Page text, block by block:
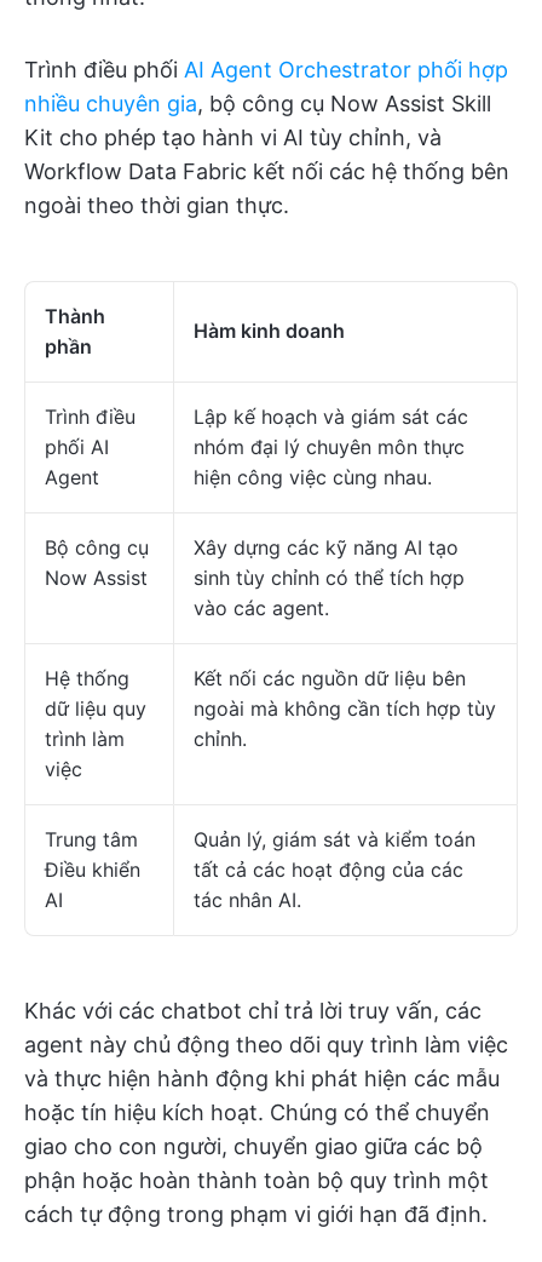
Trình điều phối AI Agent Orchestrator phối hợp
nhiều chuyên gia, bộ công cụ Now Assist Skill
Kit cho phép tạo hành vi AI tùy chỉnh, và
Workflow Data Fabric kết nối các hệ thống bên
ngoài theo thời gian thực.
Thành
phần
Hàm kinh doanh
Trình điều
phối AI
Agent
Lập kế hoạch và giám sát các
nhóm đại lý chuyên môn thực
hiện công việc cùng nhau.
Bộ công cụ
Now Assist
Xây dựng các kỹ năng AI tạo
sinh tùy chỉnh có thể tích hợp
vào các agent.
Hệ thống
dữ liệu quy
trình làm
việc
Kết nối các nguồn dữ liệu bên
ngoài mà không cần tích hợp tùy
chỉnh.
Trung tâm
Điều khiển
AI
Quản lý, giám sát và kiểm toán
tất cả các hoạt động của các
tác nhân AI.
Khác với các chatbot chỉ trả lời truy vấn, các
agent này chủ động theo dõi quy trình làm việc
và thực hiện hành động khi phát hiện các mẫu
hoặc tín hiệu kích hoạt. Chúng có thể chuyển
giao cho con người, chuyển giao giữa các bộ
phận hoặc hoàn thành toàn bộ quy trình một
cách tự động trong phạm vi giới hạn đã định.